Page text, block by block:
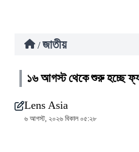
/ জাতীয়
১৬ আগস্ট থেকে শুরু হচ্ছে
Lens Asia
৬ আগস্ট, ২০২৬ বিকাল ০৫:২৮